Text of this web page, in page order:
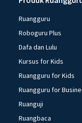
Ruangguru
Roboguru Plus
Dafa dan Lulu
Kursus for Kids
Ruangguru for Kids
Ruangguru for
Ruanguji
Ruangbaca